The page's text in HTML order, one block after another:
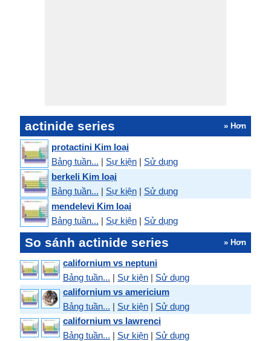
actinide series » Hơn
protactini Kim loại
Bảng tuần... | Sự kiện | Sử dụng
berkeli Kim loại
Bảng tuần... | Sự kiện | Sử dụng
mendelevi Kim loại
Bảng tuần... | Sự kiện | Sử dụng
So sánh actinide series » Hơn
californium vs neptuni
Bảng tuần... | Sự kiện | Sử dụng
californium vs americium
Bảng tuần... | Sự kiện | Sử dụng
californium vs lawrenci
Bảng tuần... | Sự kiện | Sử dụng